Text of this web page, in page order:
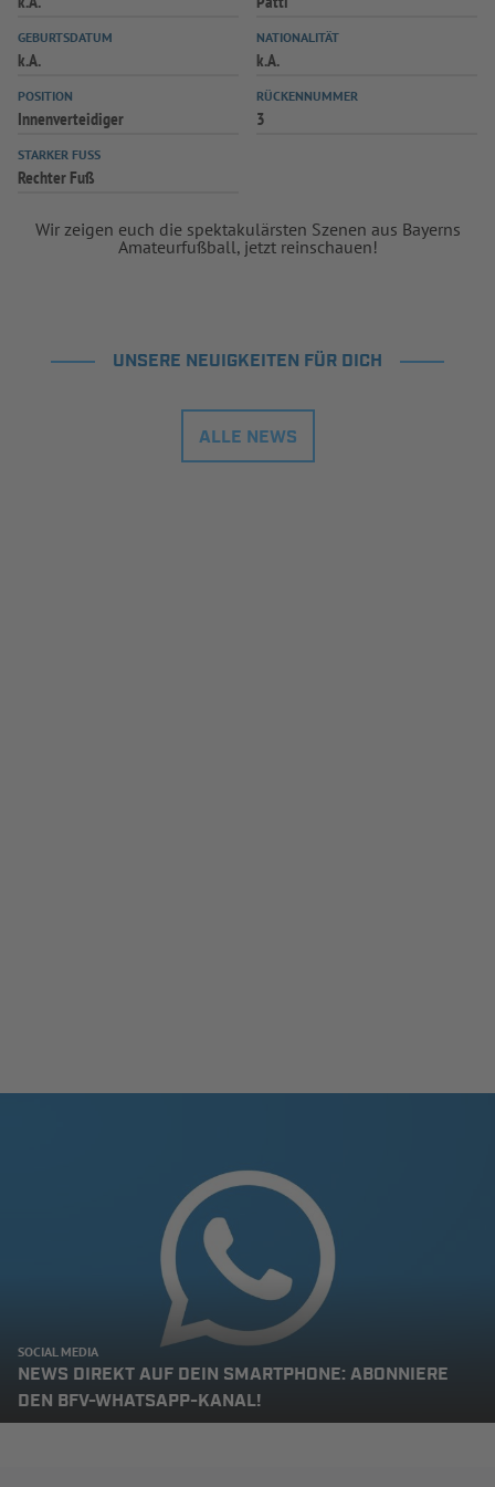
SPIELPLUS
GEBURTSDATUM
k.A.
NATIONALITÄT
k.A.
POSITION
Innenverteidiger
RÜCKENNUMMER
3
STARKER FUSS
Rechter Fuß
Wir zeigen euch die spektakulärsten Szenen aus Bayerns
Amateurfußball, jetzt reinschauen!
UNSERE NEUIGKEITEN FÜR DICH
ALLE NEWS
SOCIAL MEDIA
NEWS DIREKT AUF DEIN SMARTPHONE: ABONNIERE
DEN BFV-WHATSAPP-KANAL!